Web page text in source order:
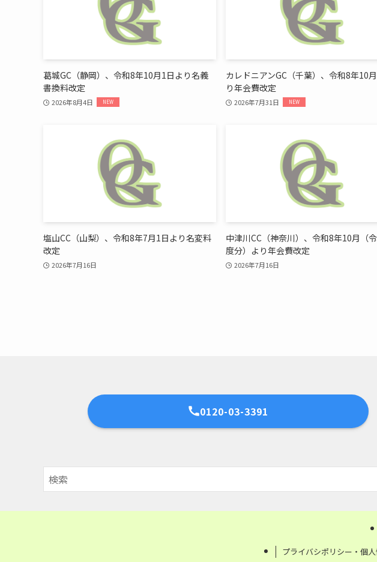
葛城GC（静岡）、令和8年10月1日より名義
書換料改定
2026年8月4日
カレドニアンGC（千葉）、令和8年10
り年会費改定
2026年7月31日
塩山CC（山梨）、令和8年7月1日より名変料
改定
2026年7月16日
中津川CC（神奈川）、令和8年10月（
度分）より年会費改定
2026年7月16日
0120-03-3391
プライバシポリシー・個